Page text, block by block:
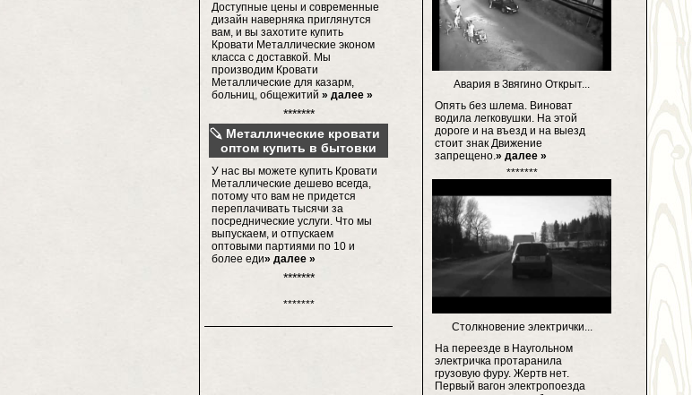
Доступные цены и современные
дизайн наверняка приглянутся
вам, и вы захотите купить
Кровати Металлические эконом
класса с доставкой. Мы
производим Кровати
Металлические для казарм,
больниц, общежитий » далее »
*******
Металлические кровати
оптом купить в бытовки
У нас вы можете купить Кровати
Металлические дешево всегда,
потому что вам не придется
переплачивать тысячи за
посреднические услуги. Что мы
выпускаем, и отпускаем
оптовыми партиями по 10 и
более еди» далее »
*******
*******
Авария в Звягино Открыт...
Опять без шлема. Виноват
водила легковушки. На этой
дороге и на въезд и на выезд
стоит знак Движение
запрещено. » далее »
*******
Столкновение электрички...
На переезде в Наугольном
электричка протаранила
грузовую фуру. Жертв нет.
Первый вагон электропоезда